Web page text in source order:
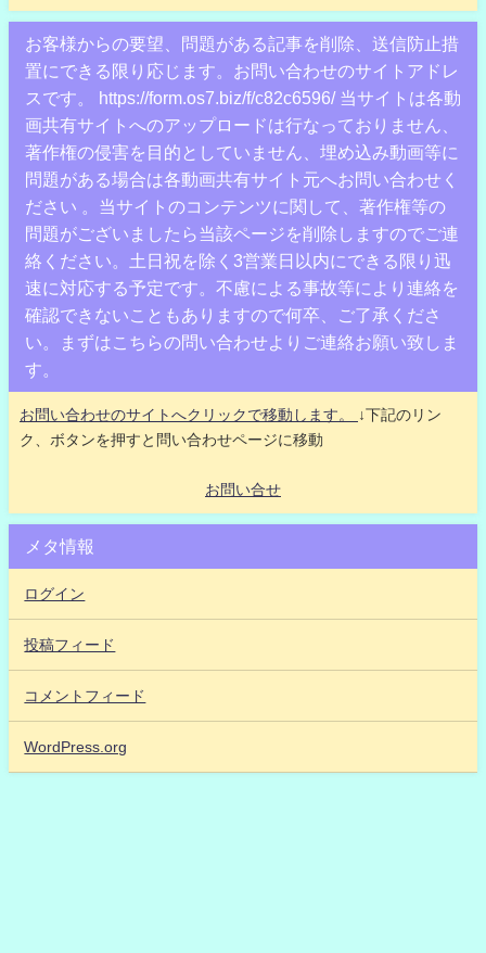
お客様からの要望、問題がある記事を削除、送信防止措
置にできる限り応じます。お問い合わせのサイトアドレ
スです。 https://form.os7.biz/f/c82c6596/ 当サイトは各動
画共有サイトへのアップロードは行なっておりません、
著作権の侵害を目的としていません、埋め込み動画等に
問題がある場合は各動画共有サイト元へお問い合わせく
ださい 。当サイトのコンテンツに関して、著作権等の
問題がございましたら当該ページを削除しますのでご連
絡ください。土日祝を除く3営業日以内にできる限り迅
速に対応する予定です。不慮による事故等により連絡を
確認できないこともありますので何卒、ご了承くださ
い。まずはこちらの問い合わせよりご連絡お願い致しま
す。
お問い合わせのサイトへクリックで移動します。
↓下記のリン
ク、ボタンを押すと問い合わせページに移動
お問い合せ
メタ情報
ログイン
投稿フィード
コメントフィード
WordPress.org